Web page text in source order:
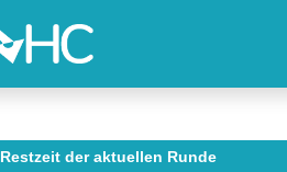
Restzeit der aktuellen Runde